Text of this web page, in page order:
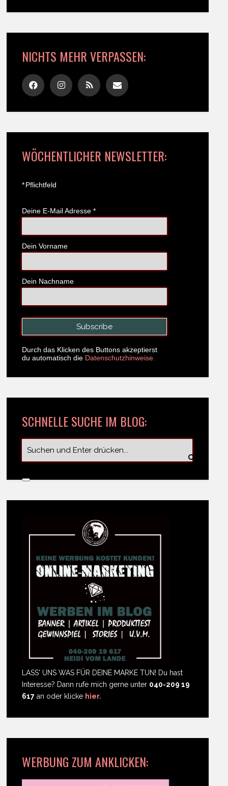
NICHTS MEHR VERPASSEN:
WÖCHENTLICHER NEWSLETTER:
*Pflichtfeld
Deine E-Mail Adresse *
Dein Vorname
Dein Nachname
Durch das Klicken des Buttons akzeptierst
du automatisch die Datenschutzhinweise.
SCHNELLE SUCHE IM BLOG:
LASS' UNS WAS FÜR DEINE MARKE TUN! Du hast
Interesse? Dann rufe mich gerne unter 040-209 19
617 an oder klicke hier.
WERBUNG ZUM ANKLICKEN: